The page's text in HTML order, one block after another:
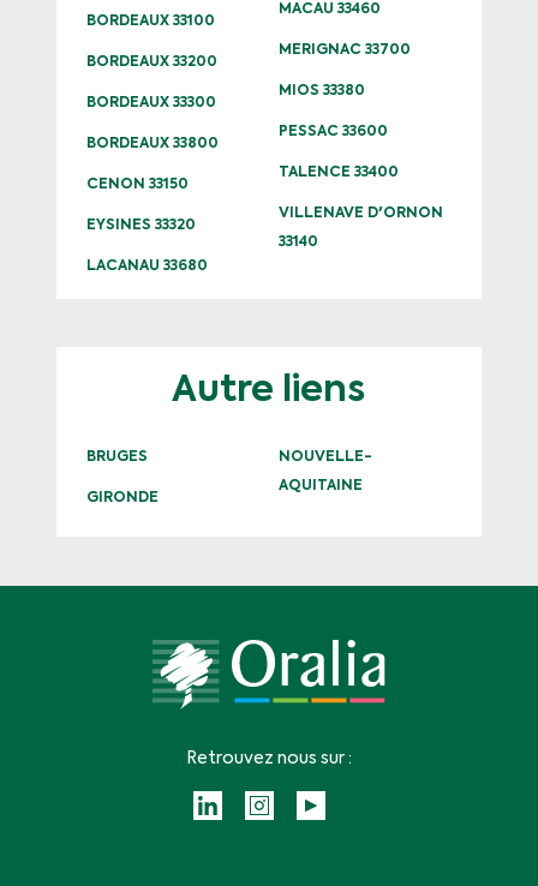
BORDEAUX 33100
BORDEAUX 33200
BORDEAUX 33300
BORDEAUX 33800
CENON 33150
EYSINES 33320
LACANAU 33680
MACAU 33460
MERIGNAC 33700
MIOS 33380
PESSAC 33600
TALENCE 33400
VILLENAVE D'ORNON
33140
Autre liens
BRUGES
GIRONDE
NOUVELLE-
AQUITAINE
Retrouvez nous sur :